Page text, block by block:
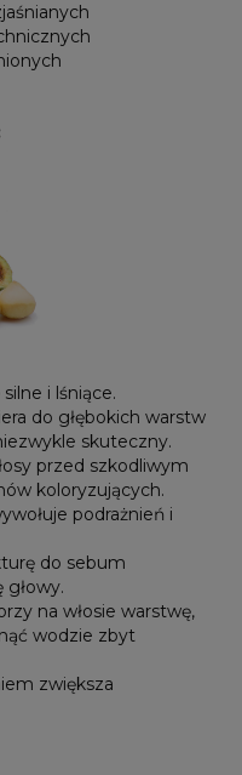
silne i lśniące.
do głębokich warstw
skuteczny.
przed szkodliwym
koloryzujących.
podrażnień i
do sebum
na włosie warstwę,
wodzie zbyt
zwiększa